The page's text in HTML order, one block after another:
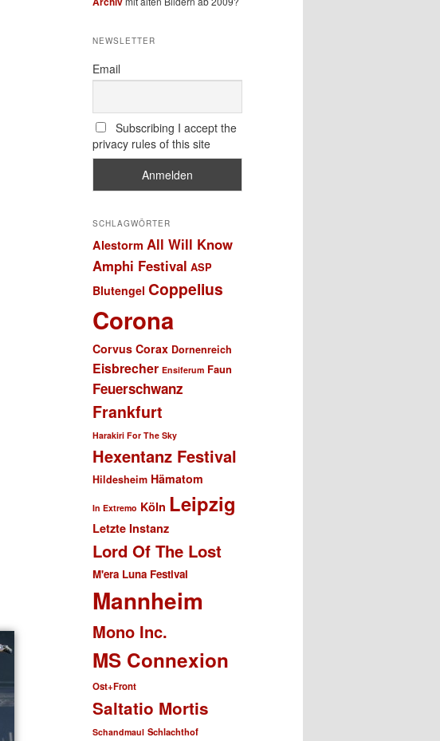
NEWSLETTER
Email
Subscribing I accept the
privacy rules of this site
SCHLAGWÖRTER
Alestorm All Will Know
Amphi Festival ASP
Blutengel Coppelius
Corona
Corvus Corax Dornenreich
Eisbrecher Ensiferum Faun
Feuerschwanz
Frankfurt
Harakiri For The Sky
Hexentanz Festival
Hildesheim Hämatom
In Extremo Köln Leipzig
Letzte Instanz
Lord Of The Lost
M'era Luna Festival
Mannheim
Mono Inc.
MS Connexion
Ost+Front
Saltatio Mortis
Schandmaul Schlachthof